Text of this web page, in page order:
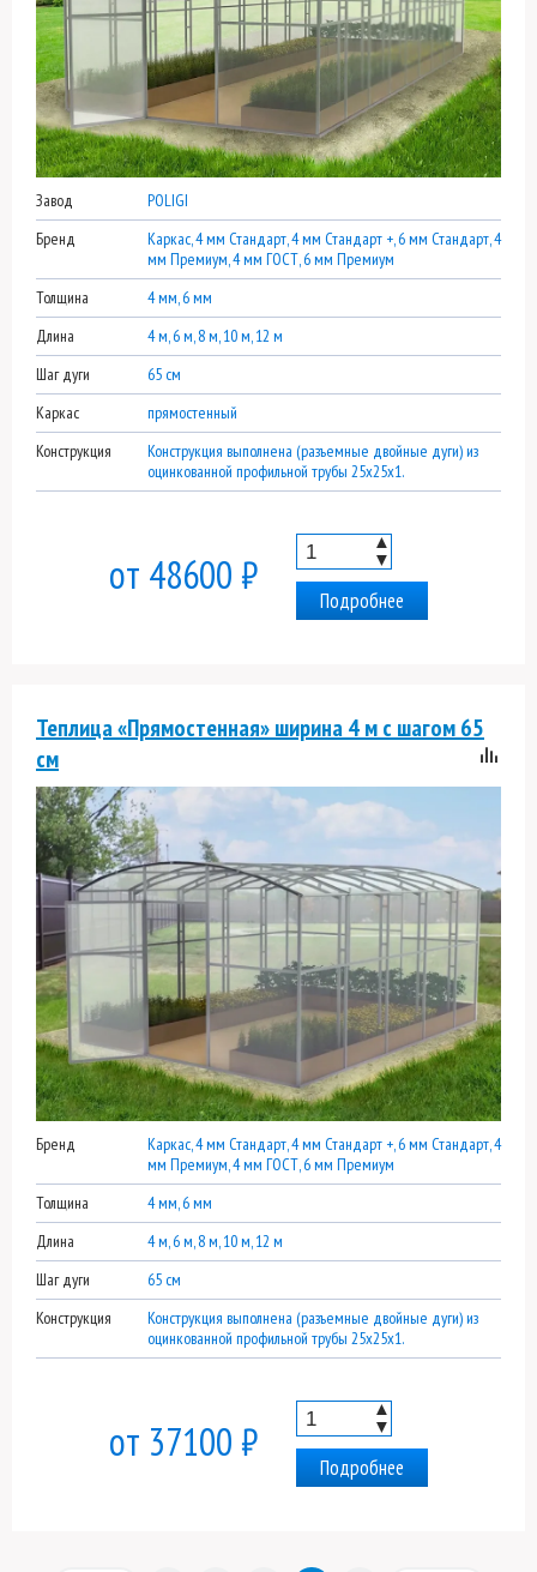
Завод
POLIGI
Бренд
Каркас, 4 мм Стандарт, 4 мм Стандарт +, 6 мм Стандарт, 4
мм Премиум, 4 мм ГОСТ, 6 мм Премиум
Толщина
4 мм, 6 мм
Длина
4 м, 6 м, 8 м, 10 м, 12 м
Шаг дуги
65 см
Каркас
прямостенный
Конструкция
Конструкция выполнена (разъемные двойные дуги) из
оцинкованной профильной трубы 25х25х1.
от 48600 ₽
▲
▼
Подробнее
Теплица «Прямостенная» ширина 4 м с шагом 65
см
Бренд
Каркас, 4 мм Стандарт, 4 мм Стандарт +, 6 мм Стандарт, 4
мм Премиум, 4 мм ГОСТ, 6 мм Премиум
Толщина
4 мм, 6 мм
Длина
4 м, 6 м, 8 м, 10 м, 12 м
Шаг дуги
65 см
Конструкция
Конструкция выполнена (разъемные двойные дуги) из
оцинкованной профильной трубы 25х25х1.
от 37100 ₽
▲
▼
Подробнее